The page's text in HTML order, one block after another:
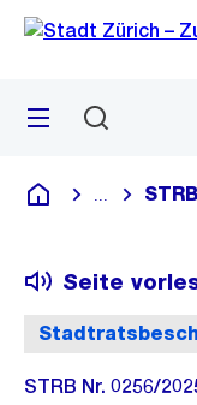
Navigation
Sprunglink
Menü
Deutsch
Blende alle
Seite
STRB Nr. 0256/